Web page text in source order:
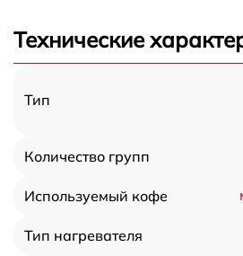
Технические
Тип
Количество групп
Используемый кофе
Тип нагревателя